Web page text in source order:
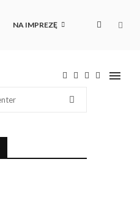
NA IMPREZĘ